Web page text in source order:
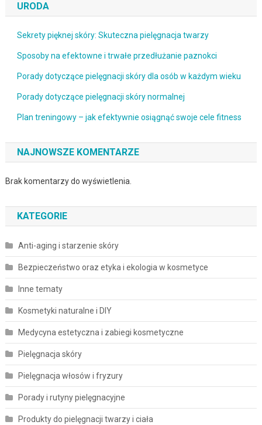
URODA
Sekrety pięknej skóry: Skuteczna pielęgnacja twarzy
Sposoby na efektowne i trwałe przedłużanie paznokci
Porady dotyczące pielęgnacji skóry dla osób w każdym wieku
Porady dotyczące pielęgnacji skóry normalnej
Plan treningowy – jak efektywnie osiągnąć swoje cele fitness
NAJNOWSZE KOMENTARZE
Brak komentarzy do wyświetlenia.
KATEGORIE
Anti-aging i starzenie skóry
Bezpieczeństwo oraz etyka i ekologia w kosmetyce
Inne tematy
Kosmetyki naturalne i DIY
Medycyna estetyczna i zabiegi kosmetyczne
Pielęgnacja skóry
Pielęgnacja włosów i fryzury
Porady i rutyny pielęgnacyjne
Produkty do pielęgnacji twarzy i ciała